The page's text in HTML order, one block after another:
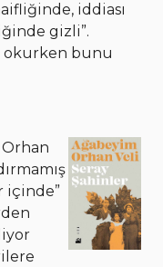
iddiası
gizli”.
okurken bunu
içinde”